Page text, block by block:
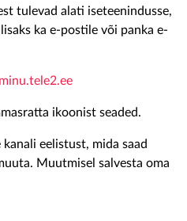
tulevad alati iseteenindusse,
ka e-postile või panka e-
minu.tele2.ee
ikoonist seaded.
eelistust, mida saad
Muutmisel salvesta oma